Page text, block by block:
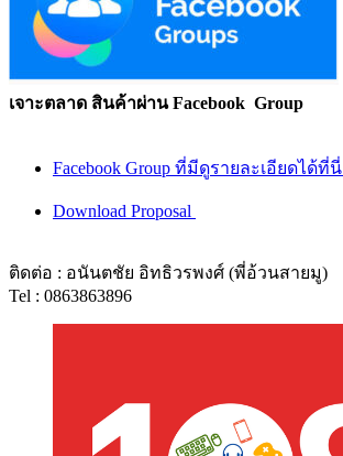
เจาะตลาด สินค้าผ่าน Facebook Group
Facebook Group ที่มีดูรายละเอียดได้ที่นี่
Download Proposal
ติดต่อ : อนันตชัย อิทธิวรพงศ์ (พี่อ้วนสายมู)
Tel : 0863863896